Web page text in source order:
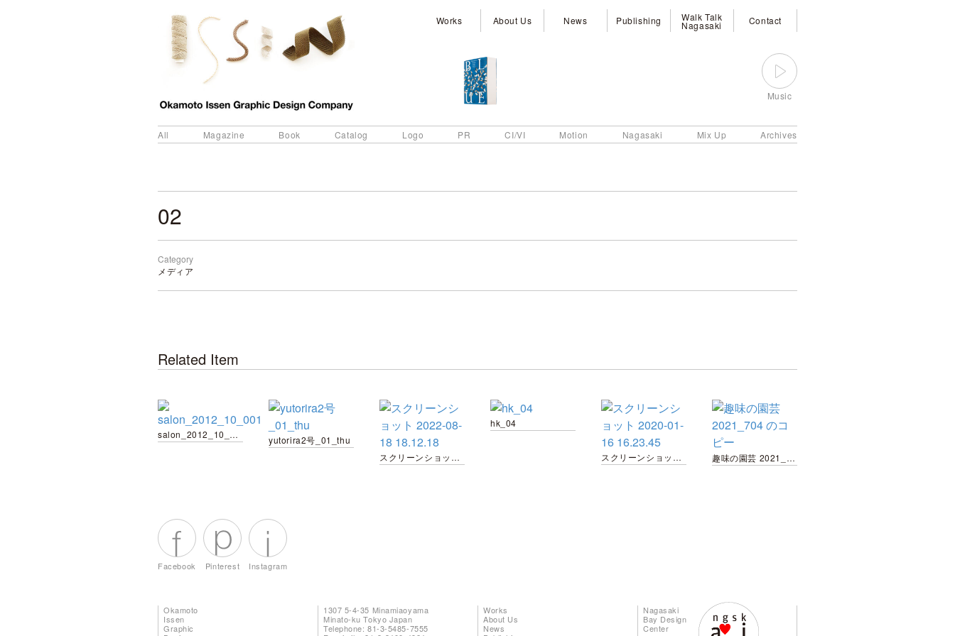
Works About Us News Publishing Walk Talk
Nagasaki Contact
Music
All Magazine Book Catalog Logo PR CI/VI Motion Nagasaki Mix Up Archives
02
Category
メディア
Related Item
salon_2012_10_001
yutorira2号_01_thu
スクリーンショット 2022-08-18 18.12.18
hk_04
スクリーンショット 2020-01-16 16.23.45 趣味の園芸 2021_704 のコピー
Facebook Pinterest Instagram
Okamoto
Issen
Graphic
1307 5-4-35 Minamiaoyama
Minato-ku Tokyo Japan
Telephone: 81-3-5485-7555
Works
About Us
News
Nagasaki
Bay Design
Center